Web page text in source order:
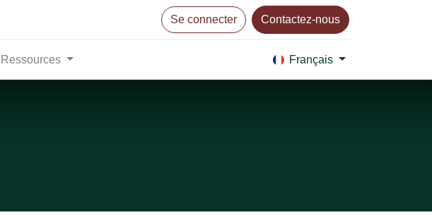
Se connecter Contactez-nous
Ressources Français